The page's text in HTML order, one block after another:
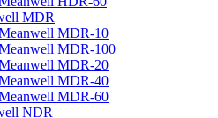
MDR
MDR-10
MDR-100
MDR-20
MDR-40
MDR-60
NDR